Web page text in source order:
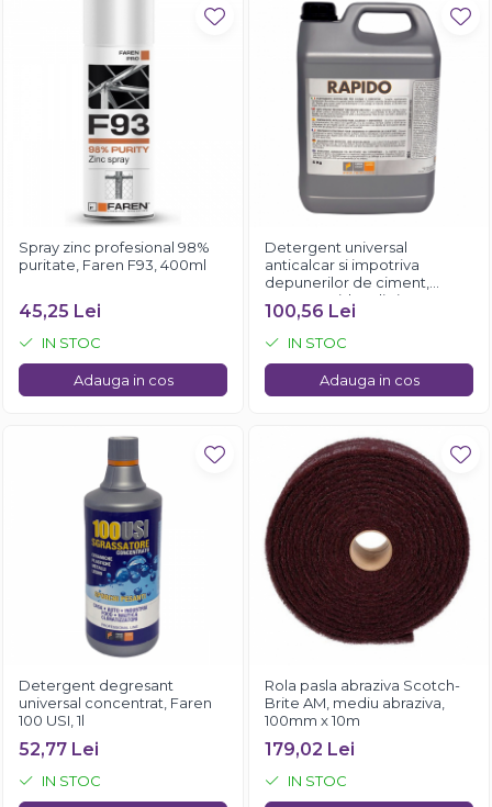
Spray zinc profesional 98%
puritate, Faren F93, 400ml
45,25 Lei
IN STOC
Adauga in cos
Detergent universal
anticalcar si impotriva
depunerilor de ciment,
Faren Rapido, 5 litri
100,56 Lei
IN STOC
Adauga in cos
Detergent degresant
universal concentrat, Faren
100 USI, 1l
52,77 Lei
IN STOC
Rola pasla abraziva Scotch-
Brite AM, mediu abraziva,
100mm x 10m
179,02 Lei
IN STOC